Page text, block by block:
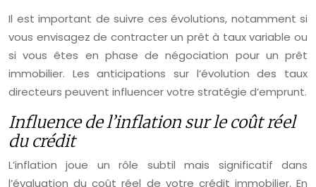
Il est important de suivre ces évolutions, notamment si
vous envisagez de contracter un prêt à taux variable ou
si vous êtes en phase de négociation pour un prêt
immobilier. Les anticipations sur l’évolution des taux
directeurs peuvent influencer votre stratégie d’emprunt.
Influence de l’inflation sur le coût réel
du crédit
L’inflation joue un rôle subtil mais significatif dans
l’évaluation du coût réel de votre crédit immobilier. En